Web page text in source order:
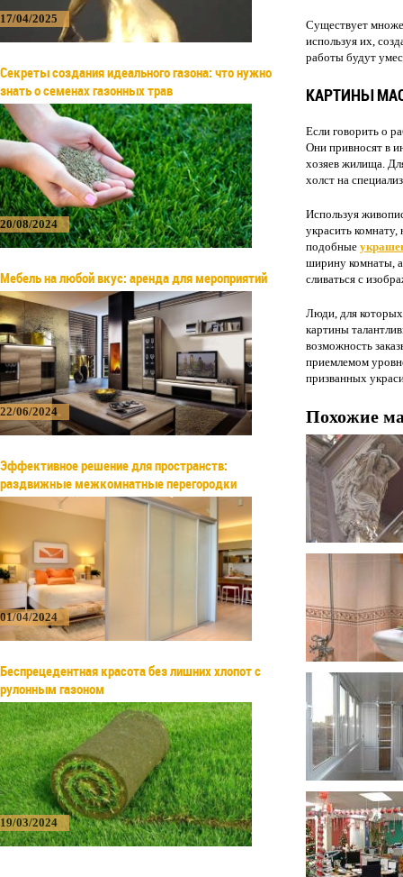
17/04/2025
Секреты создания идеального газона: что нужно
знать о семенах газонных трав
20/08/2024
Мебель на любой вкус: аренда для мероприятий
22/06/2024
Эффективное решение для пространств:
раздвижные межкомнатные перегородки
01/04/2024
Беспрецедентная красота без лишних хлопот с
рулонным газоном
19/03/2024
Существует
используя их,
работы будут
КАРТИНЫ
Если говорить о
Они привносят в
хозяев жилища.
холст на
Используя
украсить
подобные
ширину комнаты,
сливаться с
Люди, для которых
картины
возможность
приемлемом
призванных
Похожие